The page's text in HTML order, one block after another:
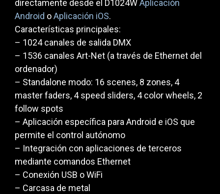
directamente desde el D1024WAplicación
Android oAplicación iOS.
Características principales:
– 1024 canales de salida DMX
– 1536 canales Art-Net (a través de Ethernet del
ordenador)
– Standalone modo: 16 scenes, 8 zones, 4
master faders, 4 speed sliders, 4 color wheels, 2
follow spots
– Aplicación específica para Android e iOS que
permite el control autónomo
– Integración con aplicaciones de terceros
mediante comandos Ethernet
– Conexión USB o WiFi
– Carcasa de metal